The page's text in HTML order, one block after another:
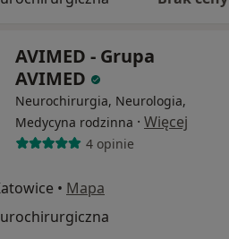
AVIMED - Grupa
AVIMED
Neurochirurgia, Neurologia,
Medycyna rodzinna · Więcej
4 opinie
• Mapa